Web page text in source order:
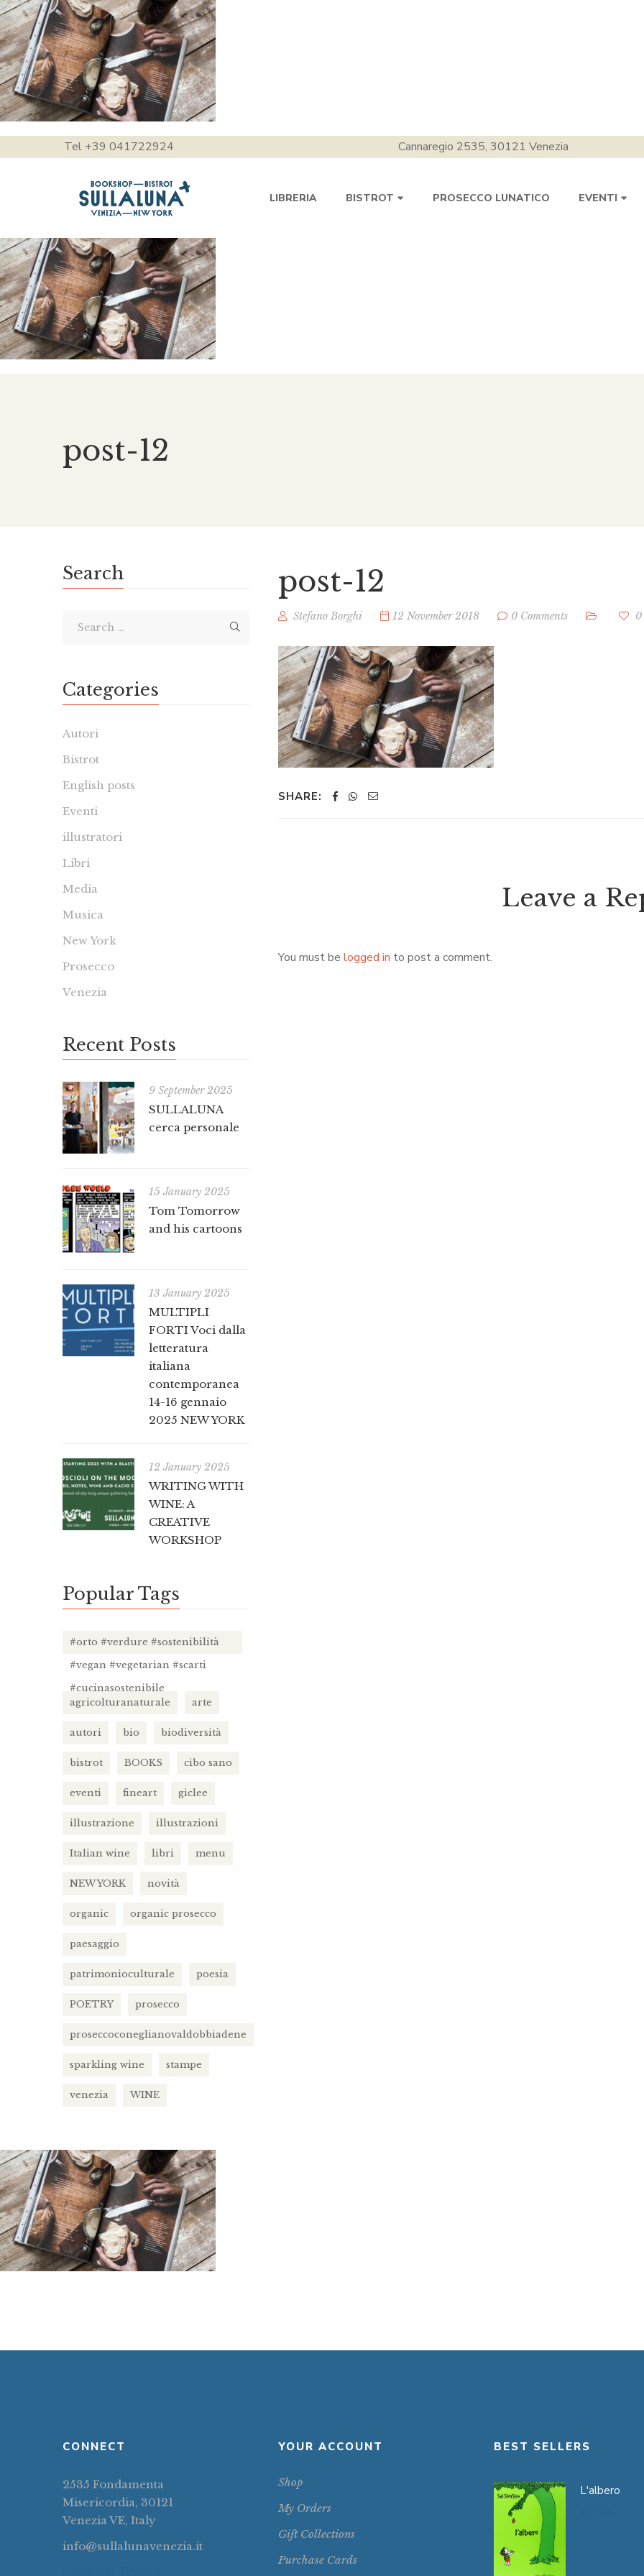
Tel +39 041722924 Cannaregio 2535, 30121 Venezia
LIBRERIA BISTROT PROSECCO LUNATICO EVENTI
post-12
post-12
Stefano Borghi 12 November 2018 0 Comments 0
SHARE:
Leave a
You must be logged in to post a comment.
Search
Categories
Autori
Bistrot
English posts
Eventi
illustratori
Libri
Media
Musica
New York
Prosecco
Venezia
Recent Posts
9 September 2025
SULLALUNA
cerca personale
15 January 2025
Tom Tomorrow
and his cartoons
13 January 2025
MULTIPLI
FORTI Voci dalla
letteratura
italiana
contemporanea
14-16 gennaio
2025 NEW YORK
12 January 2025
WRITING WITH
WINE: A
CREATIVE
WORKSHOP
Popular Tags
#orto #verdure #sostenibilità
#vegan #vegetarian #scarti
#cucinasostenibile
agricolturanaturale
arte
autori bio biodiversità
bistrot BOOKS cibo sano
eventi fineart giclee
illustrazione illustrazioni
Italian wine libri menu
NEW YORK novità
organic organic prosecco
paesaggio
patrimonioculturale poesia
POETRY prosecco
proseccoconeglianovaldobbiadene
sparkling wine stampe
venezia WINE
CONNECT
2535 Fondamenta
Misericordia, 30121
Venezia VE, Italy
info@sullalunavenezia.it
YOUR ACCOUNT
Shop
My Orders
Gift Collections
Purchase Cards
BEST SELLERS
L'albero